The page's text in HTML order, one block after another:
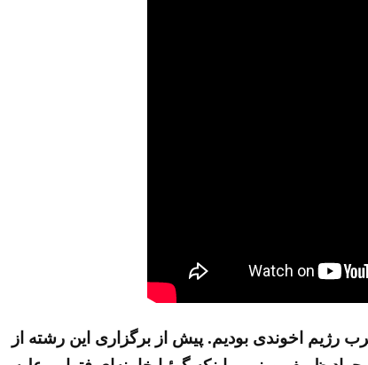
اخوندی بودیم. پیش از برگزاری این رشته از